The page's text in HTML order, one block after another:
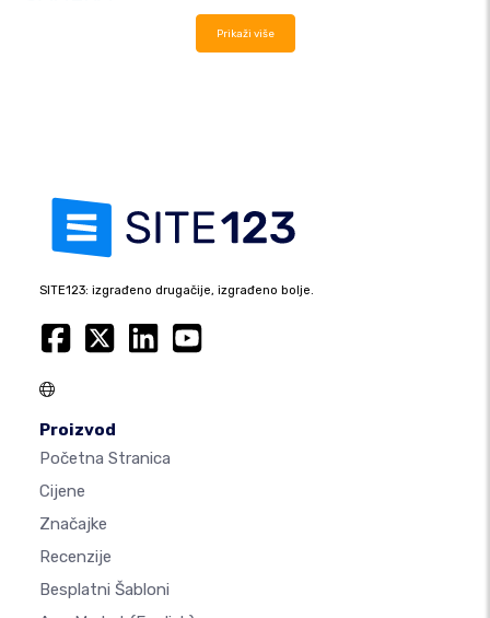
Prikaži više
SITE123: izgrađeno drugačije, izgrađeno bolje.
Proizvod
Početna Stranica
Cijene
Značajke
Recenzije
Besplatni Šabloni